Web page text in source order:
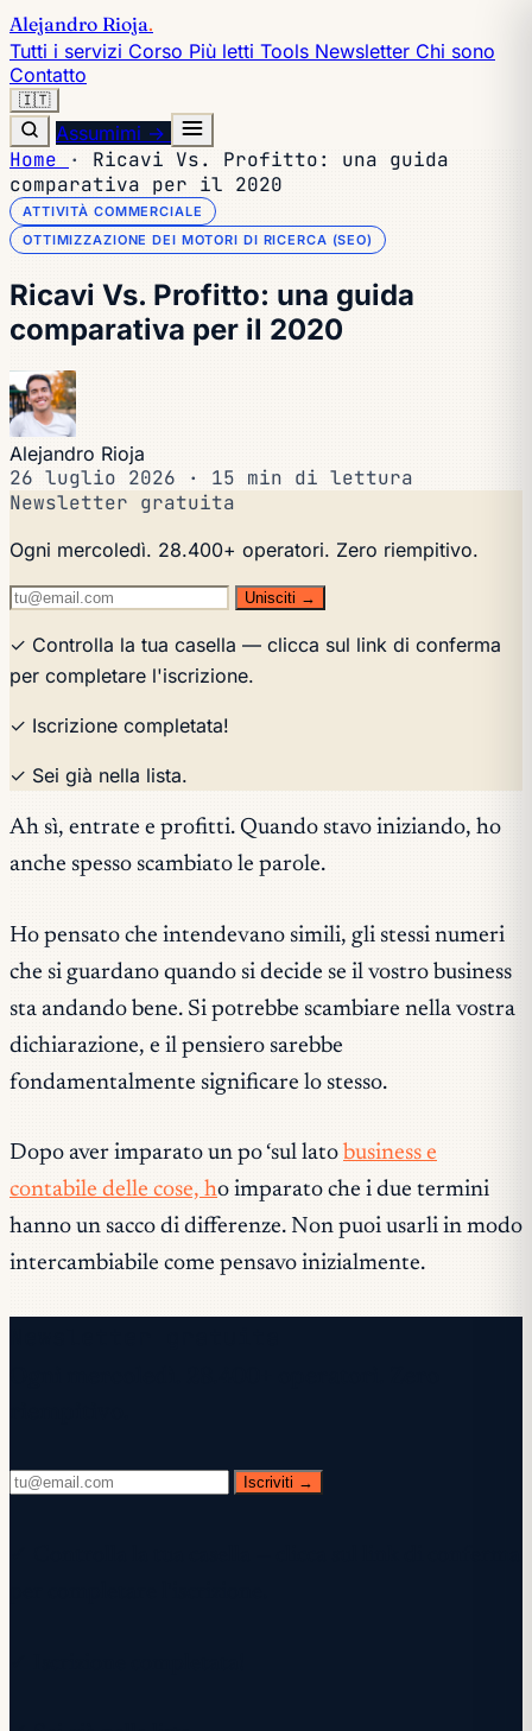
Alejandro Rioja.
Tutti i servizi Corso Più letti Tools Newsletter Chi sono
Contatto
🇮🇹
Assumimi →
Home ·
Ricavi Vs. Profitto: una guida
comparativa per il 2020
ATTIVITÀ COMMERCIALE
OTTIMIZZAZIONE DEI MOTORI DI RICERCA (SEO)
Ricavi Vs. Profitto: una guida
comparativa per il 2020
Alejandro Rioja
26 luglio 2026 ·
15 min di lettura
Newsletter gratuita
Ogni mercoledì. 28.400+ operatori. Zero riempitivo.
Unisciti →
✓ Controlla la tua casella — clicca sul link di conferma
per completare l'iscrizione.
✓ Iscrizione completata!
✓ Sei già nella lista.
Ah sì, entrate e profitti. Quando stavo iniziando, ho
anche spesso scambiato le parole.
Ho pensato che intendevano simili, gli stessi numeri
che si guardano quando si decide se il vostro business
sta andando bene. Si potrebbe scambiare nella vostra
dichiarazione, e il pensiero sarebbe
fondamentalmente significare lo stesso.
Dopo aver imparato un po ‘sul lato business e
contabile delle cose, ho imparato che i due termini
hanno un sacco di differenze. Non puoi usarli in modo
intercambiabile come pensavo inizialmente.
Iscriviti →